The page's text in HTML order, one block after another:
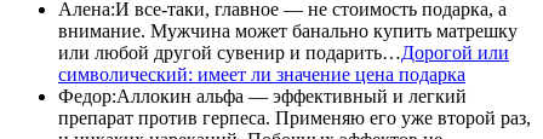
Алена:И все-таки, главное — не стоимость подарка, а
внимание. Мужчина может банально купить матрешку
или любой другой сувенир и подарить…Дорогой или
символический: имеет ли значение цена подарка
Федор:Аллокин альфа — эффективный и легкий
препарат против герпеса. Применяю его уже второй раз,